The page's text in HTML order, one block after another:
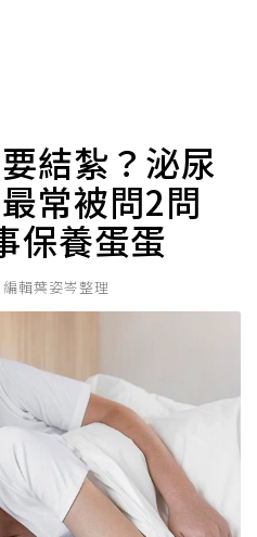
結紮？泌尿
常被問2問
保養蛋蛋
輯葉姿岑整理